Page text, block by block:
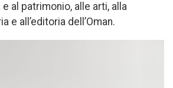
al patrimonio, alle arti, alla
e all’editoria dell’Oman.